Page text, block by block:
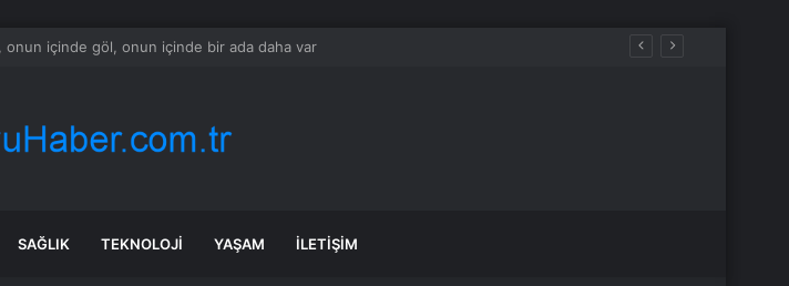
Çağatay Ulusoy’un değişimi şaşırttı
SAĞLIK TEKNOLOJI YAŞAM İLETIŞIM